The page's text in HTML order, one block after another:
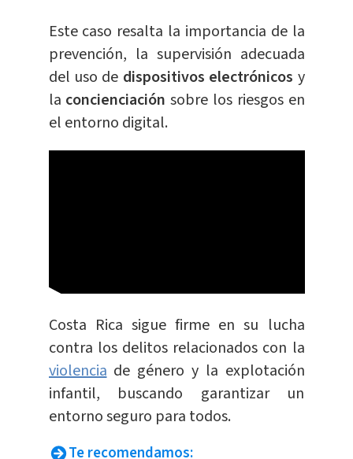
Este caso resalta la importancia de la
prevención, la supervisión adecuada
del uso de dispositivos electrónicos y
la concienciaciónsobre los riesgos en
el entorno digital.
Costa Rica sigue firme en su lucha
contra los delitos relacionados con la
violenciade género y la explotación
infantil, buscando garantizar un
entorno seguro para todos.
Te recomendamos: